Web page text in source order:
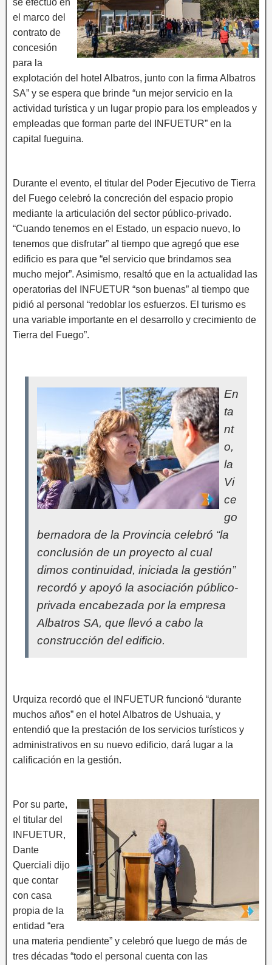
el marco del
contrato de
concesión
para la
explotación del hotel Albatros, junto con la firma Albatros
SA” y se espera que brinde “un mejor servicio en la
actividad turística y un lugar propio para los empleados y
empleadas que forman parte del INFUETUR” en la
capital fueguina.
Durante el evento, el titular del Poder Ejecutivo de Tierra
del Fuego celebró la concreción del espacio propio
mediante la articulación del sector público-privado.
“Cuando tenemos en el Estado, un espacio nuevo, lo
tenemos que disfrutar” al tiempo que agregó que ese
edificio es para que “el servicio que brindamos sea
mucho mejor”. Asimismo, resaltó que en la actualidad las
operatorias del INFUETUR “son buenas” al tiempo que
pidió al personal “redoblar los esfuerzos. El turismo es
una variable importante en el desarrollo y crecimiento de
Tierra del Fuego”.
En
ta
nt
o,
la
Vi
ce
go
bernadora de la Provincia celebró “la
conclusión de un proyecto al cual
dimos continuidad, iniciada la gestión”
recordó y apoyó la asociación público-
privada encabezada por la empresa
Albatros SA, que llevó a cabo la
construcción del edificio.
Urquiza recordó que el INFUETUR funcionó “durante
muchos años” en el hotel Albatros de Ushuaia, y
entendió que la prestación de los servicios turísticos y
administrativos en su nuevo edificio, dará lugar a la
calificación en la gestión.
Por su parte,
el titular del
INFUETUR,
Dante
Querciali dijo
que contar
con casa
propia de la
entidad “era
una materia pendiente” y celebró que luego de más de
tres décadas “todo el personal cuenta con las